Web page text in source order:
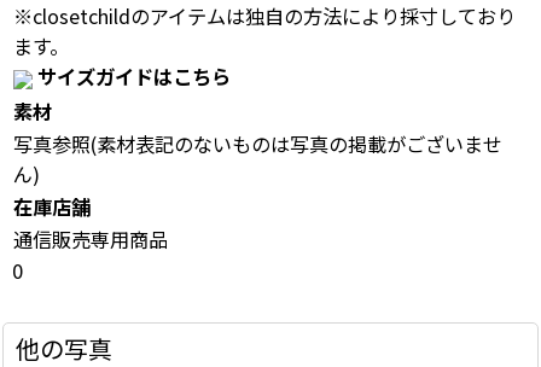
※closetchildのアイテムは独自の方法により採寸しており
ます。
サイズガイドはこちら
素材
写真参照(素材表記のないものは写真の掲載がございませ
ん)
在庫店舗
通信販売専用商品
0
他の写真